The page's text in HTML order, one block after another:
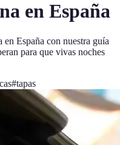
en España
España con nuestra guía
para que vivas noches
#tapas